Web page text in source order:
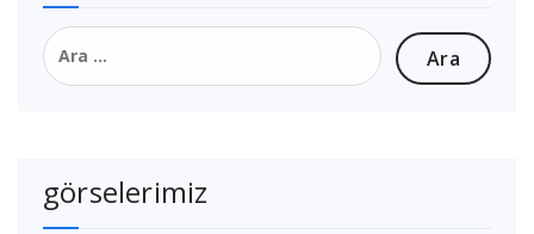
Arama:
görselerimiz